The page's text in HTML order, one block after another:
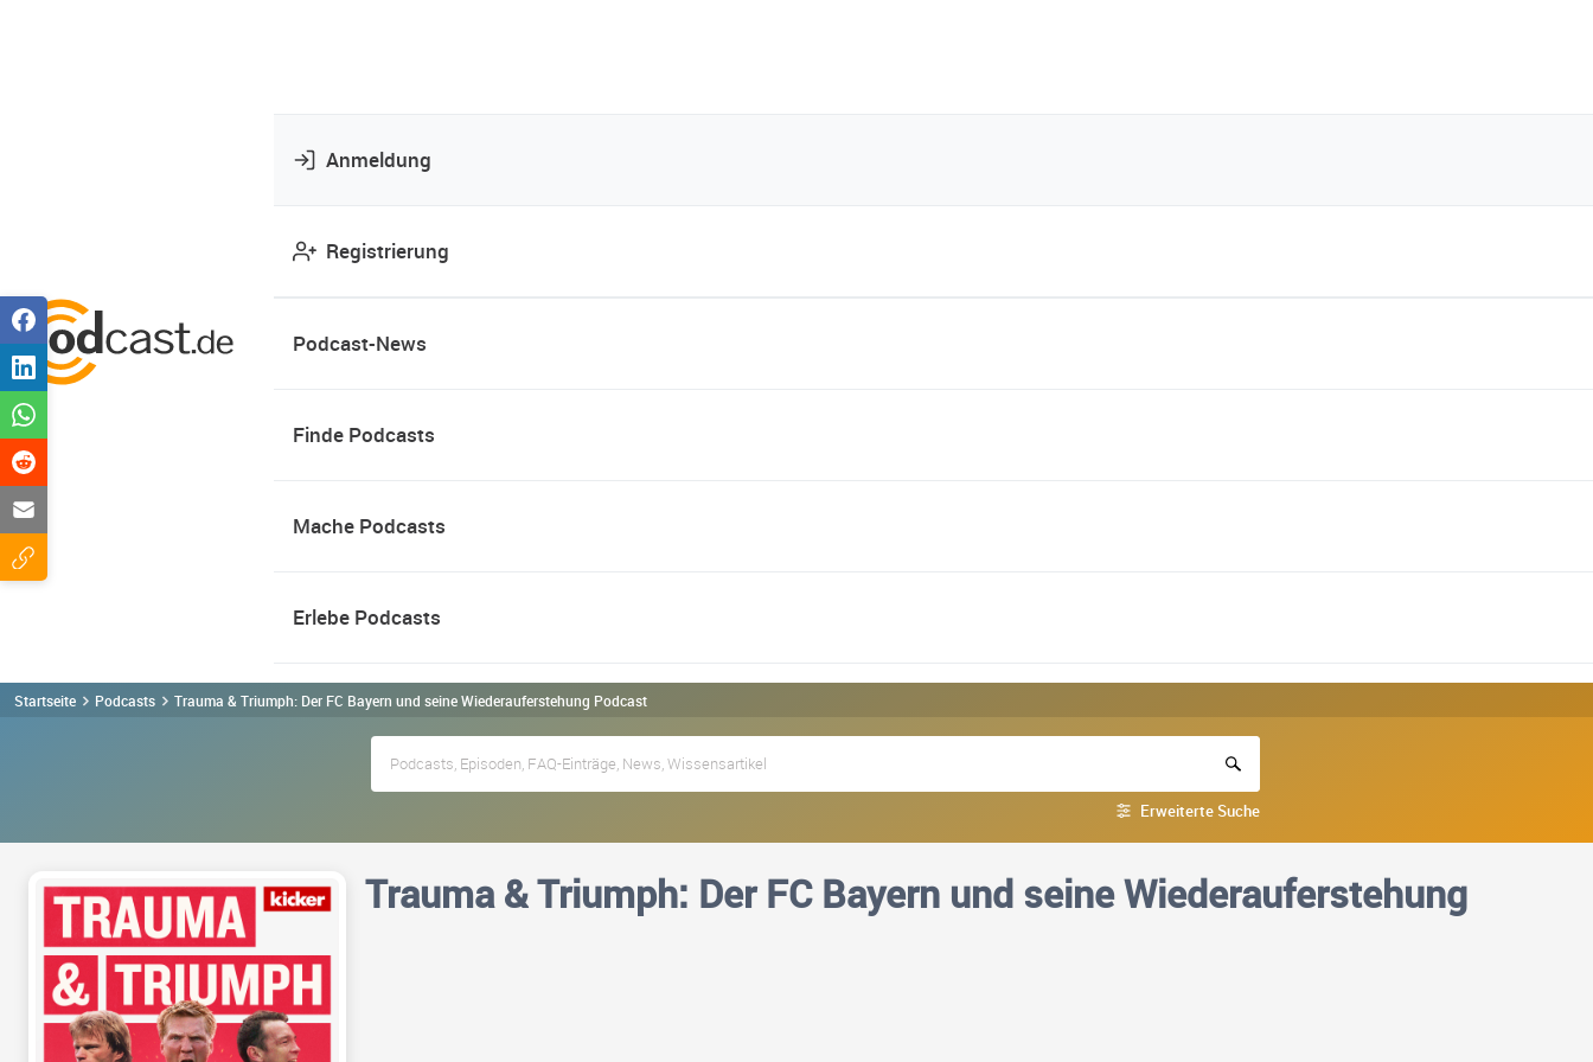
Anmeldung
Registrierung
Podcast-News
Finde Podcasts
Mache Podcasts
Erlebe Podcasts
Startseite Podcasts Trauma & Triumph: Der FC Bayern und seine Wiederauferstehung Podcast
Erweiterte Suche
Trauma & Triumph: Der FC Bayern und seine Wiederauferstehung